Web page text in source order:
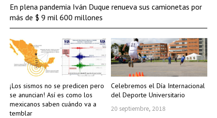
¡Los sismos no se predicen pero
se anuncian! Así es como los
mexicanos saben cuándo va a
temblar
Celebremos el Día Internacional
del Deporte Universitario
20 septiembre, 2018
En plena pandemia Iván Duque renueva sus camionetas por
más de $ 9 mil 600 millones